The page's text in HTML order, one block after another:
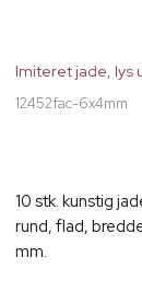
Imiteret jade, lys
12452fac-6x4mm
10 stk. kunstig
rund, flad,
mm.